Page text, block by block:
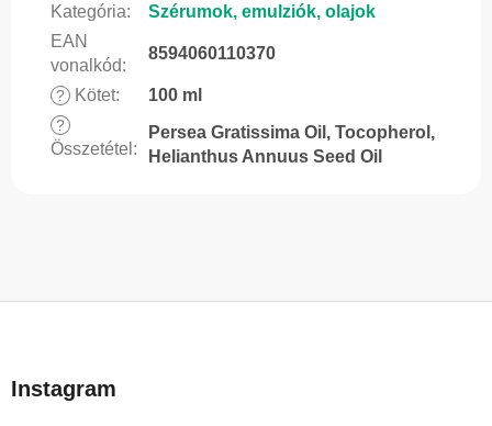
Kategória:
Szérumok, emulziók, olajok
EAN
vonalkód:
8594060110370
? Kötet: 100 ml
?
Összetétel :
Persea Gratissima Oil, Tocopherol,
Helianthus Annuus Seed Oil
bInstagram